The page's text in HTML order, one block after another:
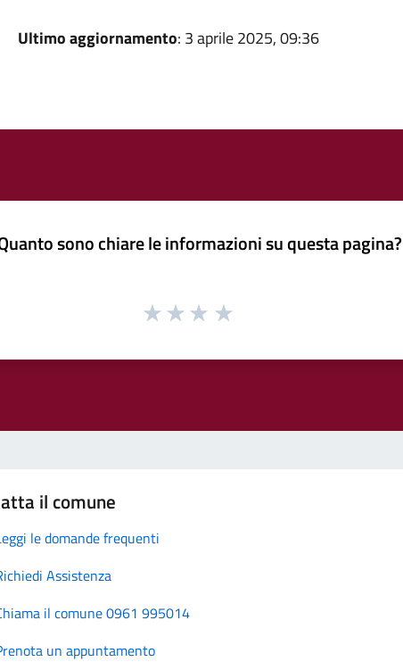
Ultimo aggiornamento: 3 aprile 2025, 09:36
sono chiare le informazioni su questa pagina?
il comune
le domande frequenti
Assistenza
il comune 0961 995014
un appuntamento